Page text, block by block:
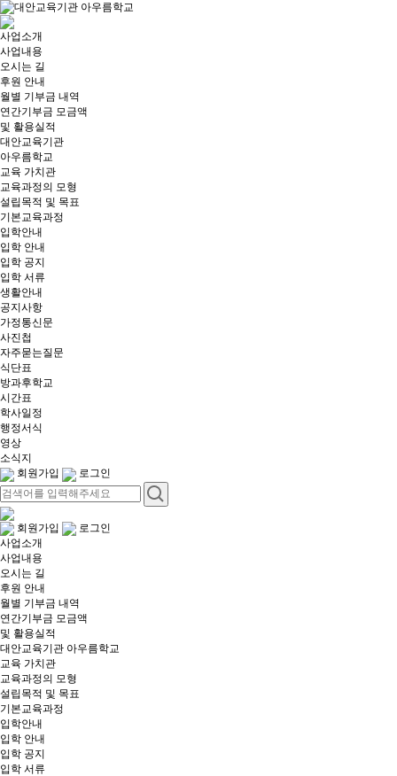
사업소개
사업내용
오시는 길
후원 안내
월별 기부금 내역​
연간기부금 모금액
및 활용실적​
대안교육기관
아우름학교
교육 가치관
교육과정의 모형
설립목적 및 목표
기본교육과정
입학안내
입학 안내
입학 공지
입학 서류
생활안내
공지사항
가정통신문
사진첩
자주묻는질문
식단표
방과후학교
시간표
학사일정
행정서식
영상
소식지
회원가입
로그인
회원가입
로그인
사업소개
사업내용
오시는 길
후원 안내
월별 기부금 내역​
연간기부금 모금액
및 활용실적​
대안교육기관 아우름학교
교육 가치관
교육과정의 모형
설립목적 및 목표
기본교육과정
입학안내
입학 안내
입학 공지
입학 서류